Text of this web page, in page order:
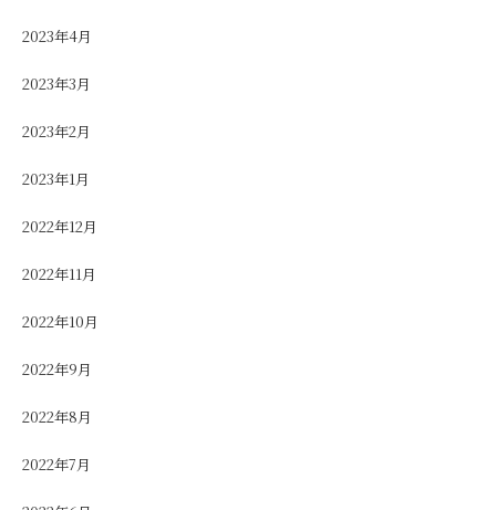
2023年4月
2023年3月
2023年2月
2023年1月
2022年12月
2022年11月
2022年10月
2022年9月
2022年8月
2022年7月